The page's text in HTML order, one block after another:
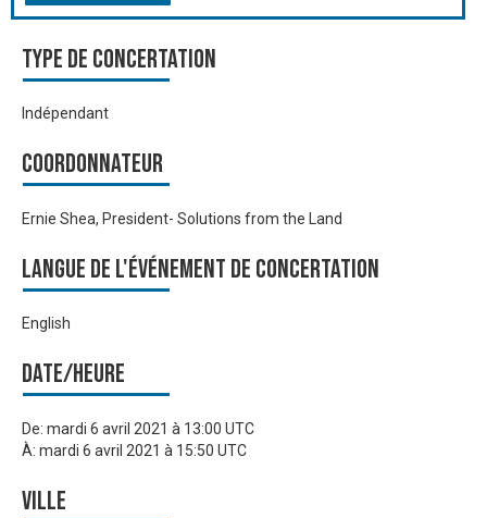
Type de Concertation
Indépendant
Coordonnateur
Ernie Shea, President- Solutions from the Land
Langue de l'événement de Concertation
English
Date/heure
De: mardi 6 avril 2021 à 13:00 UTC
À: mardi 6 avril 2021 à 15:50 UTC
Ville